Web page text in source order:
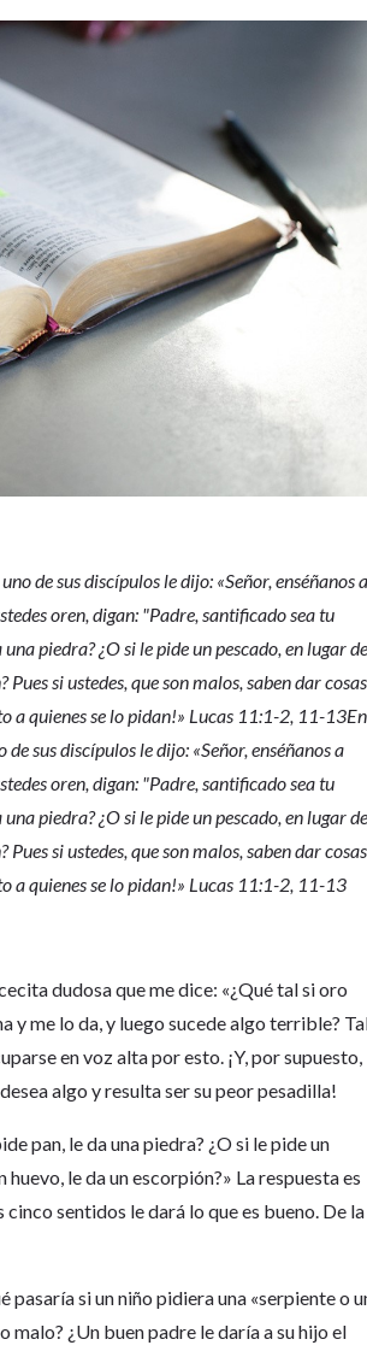
de sus discípulos le dijo: «Señor, enséñanos a
oren, digan: "Padre, santificado sea tu
piedra? ¿O si le pide un pescado, en lugar
si ustedes, que son malos, saben dar cosas
a quienes se lo pidan!» Lucas 11:1-2, 11-13En
sus discípulos le dijo: «Señor, enséñanos a
oren, digan: "Padre, santificado sea tu
piedra? ¿O si le pide un pescado, en lugar
si ustedes, que son malos, saben dar cosas
a quienes se lo pidan!» Lucas 11:1-2, 11-13
dudosa que me dice: «¿Qué tal si oro
y me lo da, y luego sucede algo terrible?
en voz alta por esto. ¡Y, por supuesto,
algo y resulta ser su peor pesadilla!
pan, le da una piedra? ¿O si le pide un
le da un escorpión?» La respuesta es
sentidos le dará lo que es bueno. De la
pasaría si un niño pidiera una «serpiente o
malo? ¿Un buen padre le daría a su hijo el